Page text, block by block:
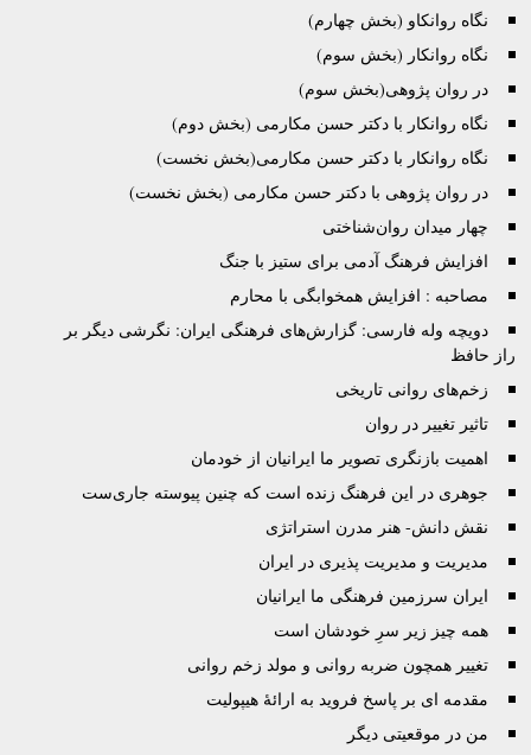
نگاه روانکاو (بخش چهارم)
نگاه روانکار (بخش سوم)
در روان پژوهی(بخش سوم)
نگاه روانکار با دکتر حسن مکارمی (بخش دوم)
نگاه روانکار با دکتر حسن مکارمی(بخش نخست)
در روان پژوهی با دکتر حسن مکارمی (بخش نخست)
چهار میدان روان‌شناختی
افزایش فرهنگ آدمی برای ستیز با جنگ
مصاحبه : افزایش همخوابگی با محارم
دویچه وله فارسی: گزارش‌های فرهنگی ایران: نگرشی دیگر بر
راز حافظ
زخم‌های روانی تاریخی
تاثیر تغییر در روان
اهمیت بازنگری تصویر ما ایرانیان از خودمان
جوهرى در این فرهنگ زنده است که چنین پیوسته جاری‌ست
نقش دانش- هنر مدرن استراتژی
مدیریت و مدیریت پذیری در ایران
ایران سرزمین فرهنگی ما ایرانیان
همه چیز زیر سرِ خودشان است
تغییر همچون ضربه روانی و مولد زخم روانی
مقدمه ای بر پاسخ فروید به ارائۀ هیپولیت
من در موقعیتی دیگر